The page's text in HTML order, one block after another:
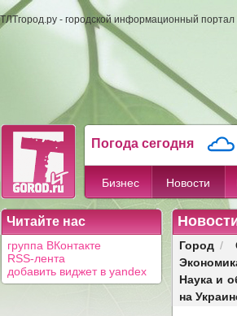
ТЛТгород.ру - городской информационный портал
Погода сегодня
Бизнес Новости
Читайте нас
группа ВКонтакте
RSS-лента
добавить виджет в yandex
Город /
Наука и
на